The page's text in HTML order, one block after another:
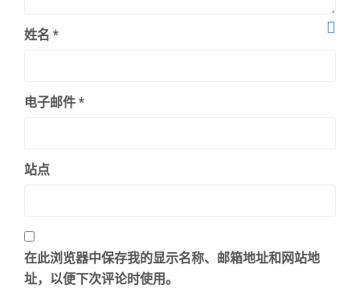
姓名 *
电子邮件 *
站点
在此浏览器中保存我的显示名称、邮箱地址和网站地
址，以便下次评论时使用。